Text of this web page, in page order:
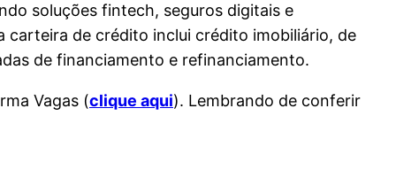
soluções fintech, seguros digitais e
carteira de crédito inclui crédito imobiliário, de
de financiamento e refinanciamento.
Vagas (clique aqui). Lembrando de conferir